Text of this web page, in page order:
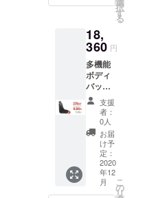
もござ
いま
す。ご
了承く
ださ
い。
定は、
配送状
況によ
り遅れ
る可能
性もご
ざいま
す。 ※
送料込
の価格
となり
ます。
※商品の
仕様、
デザイ
ンに関
択
す
る
18,
360 円
多機能
ボディ
バッグ
「Orion
」2セッ
トのお
届けで
す。 【
1セット
の詳細
】 ・本
体x1 ・
支援
者：
0人
お届
け予
定：
2020
年12
月
こ
の
リ